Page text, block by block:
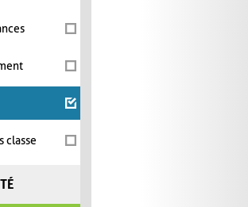
classe